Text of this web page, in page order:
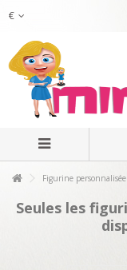
€
Figurine
Seules les